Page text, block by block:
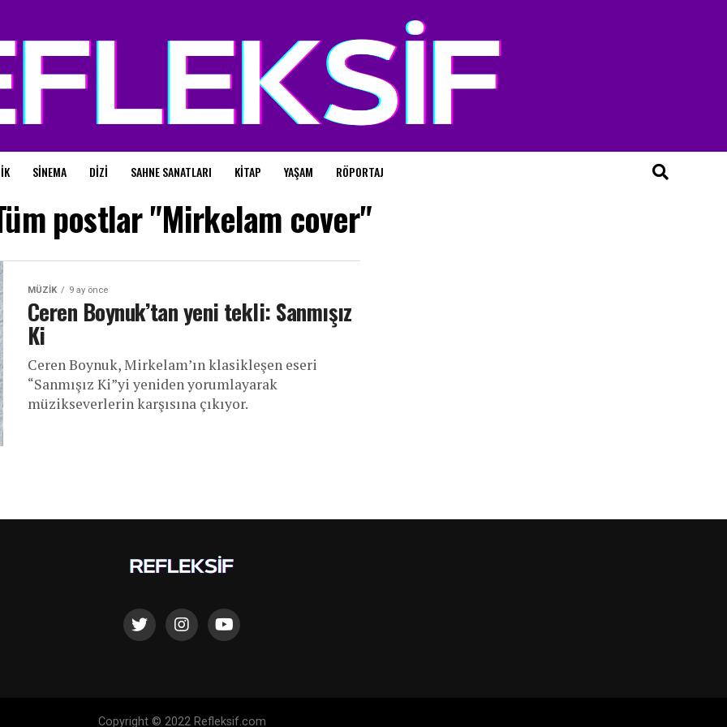
SINEMA DIZI SAHNE SANATLARI KITAP YAŞAM RÖPORTAJ
postlar "Mirkelam cover"
MÜZIK 9 ay önce
Ceren Boynuk’tan yeni tekli: Sanmışız
Ki
Ceren Boynuk, Mirkelam’ın klasikleşen eseri
“Sanmışız Ki”yi yeniden yorumlayarak
müzikseverlerin karşısına çıkıyor.
Copyright © 2022 Refleksif.com